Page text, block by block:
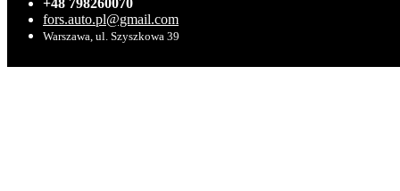
+48 798260070
fors.auto.pl@gmail.com
Warszawa, ul. Szyszkowa 39